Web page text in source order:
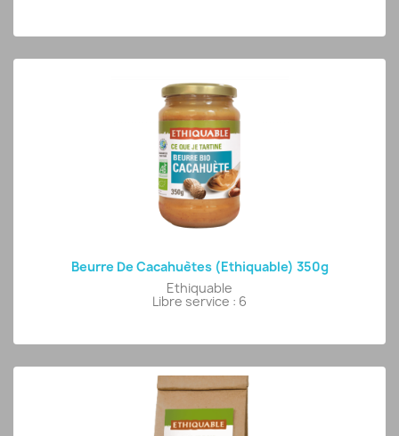
Beurre De Cacahuètes (Ethiquable) 350g
Ethiquable
Libre service : 6